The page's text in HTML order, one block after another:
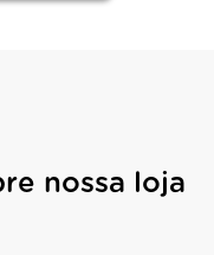
nossa loja